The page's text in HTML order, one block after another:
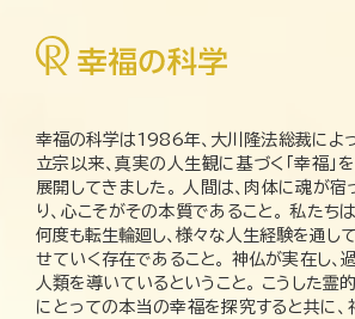
幸福の科学は1986年、大川隆法総裁によ
立宗以来、真実の人生観に基づく「幸福」
展開してきました。 人間は、肉体に魂が
り、心こそがその本質であること。 私たち
何度も転生輪廻し、様々な人生経験を通し
せていく存在であること。 神仏が実在し、
人類を導いているということ。 こうした霊
にとっての本当の幸福を探究すると共に